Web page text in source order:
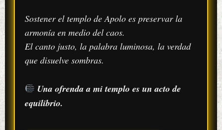
Sostener el templo de Apolo es preservar la
armonía en medio del caos.
El canto justo, la palabra luminosa, la verdad
que disuelve sombras.
Una ofrenda a mi templo es un acto de
equilibrio.